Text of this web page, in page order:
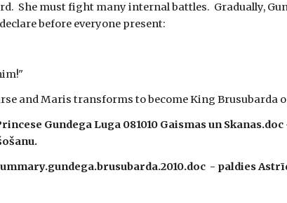
She must fight many internal battles.  Gradually,
before everyone present:
and Maris transforms to become King Brusubarda
Gundega Luga 081010 Gaismas un
- paldies